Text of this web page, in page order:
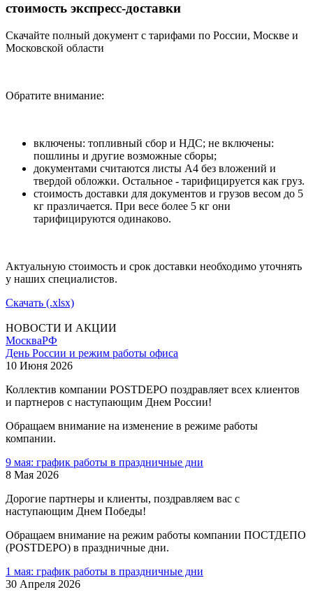
стоимость экспресс-доставки
Скачайте полный документ с тарифами по России, Москве и
Московской области
Обратите внимание:
включены: топливный сбор и НДС; не включены:
пошлины и другие возможные сборы;
документами считаются листы А4 без вложений и
твердой обложки. Остальное - тарифицируется как груз.
стоимость доставки для документов и грузов весом до 5
кг празличается. При весе более 5 кг они
тарифицируются одинаково.
Актуальную стоимость и срок доставки необходимо уточнять
у наших специалистов.
Скачать (.xlsx)
НОВОСТИ И АКЦИИ
МоскваРФ
День России и режим работы офиса
10 Июня 2026
Коллектив компании POSTDEPO поздравляет всех клиентов
и партнеров с наступающим Днем России!
Обращаем внимание на изменение в режиме работы
компании.
9 мая: график работы в праздничные дни
8 Мая 2026
Дорогие партнеры и клиенты, поздравляем вас с
наступающим Днем Победы!
Обращаем внимание на режим работы компании ПОСТДЕПО
(POSTDEPO) в праздничные дни.
1 мая: график работы в праздничные дни
30 Апреля 2026